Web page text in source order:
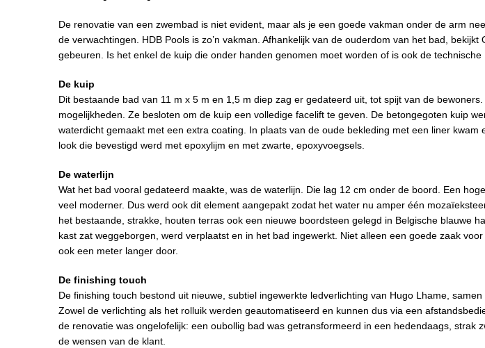
De renovatie van een zwembad is niet evident, maar als je een goede vakman onder de arm
de verwachtingen. HDB Pools is zo’n vakman. Afhankelijk van de ouderdom van het bad,
gebeuren. Is het enkel de kuip die onder handen genomen moet worden of is ook de
De kuip
Dit bestaande bad van 11 m x 5 m en 1,5 m diep zag er gedateerd uit, tot spijt van de
mogelijkheden. Ze besloten om de kuip een volledige facelift te geven. De betongegoten kuip
waterdicht gemaakt met een extra coating. In plaats van de oude bekleding met een liner
look die bevestigd werd met epoxylijm en met zwarte, epoxyvoegsels.
De waterlijn
Wat het bad vooral gedateerd maakte, was de waterlijn. Die lag 12 cm onder de boord. Een
veel moderner. Dus werd ook dit element aangepakt zodat het water nu amper één
het bestaande, strakke, houten terras ook een nieuwe boordsteen gelegd in Belgische blauwe
kast zat weggeborgen, werd verplaatst en in het bad ingewerkt. Niet alleen een goede zaak
ook een meter langer door.
De finishing touch
De finishing touch bestond uit nieuwe, subtiel ingewerkte ledverlichting van Hugo Lhame,
Zowel de verlichting als het rolluik werden geautomatiseerd en kunnen dus via een
de renovatie was ongelofelijk: een oubollig bad was getransformeerd in een hedendaags, strak
de wensen van de klant.